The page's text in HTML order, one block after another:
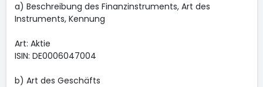
a) Beschreibung des Finanzinstruments, Art des
Instruments, Kennung
Art: Aktie
ISIN: DE0006047004
b) Art des Geschäfts